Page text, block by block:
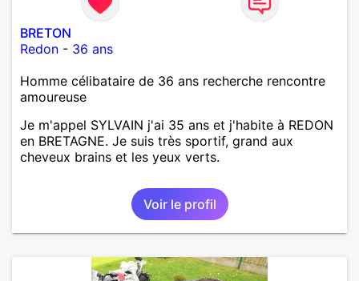
BRETON
Redon - 36 ans
Homme célibataire de 36 ans recherche rencontre
amoureuse
Je m'appel SYLVAIN j'ai 35 ans et j'habite à REDON
en BRETAGNE. Je suis très sportif, grand aux
cheveux brains et les yeux verts.
Voir le profil